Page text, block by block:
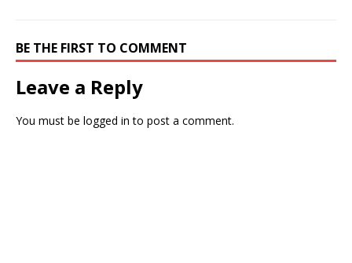
BE THE FIRST TO COMMENT
Leave a Reply
You must be logged in to post a comment.